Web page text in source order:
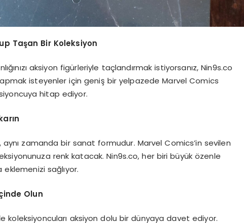
Taşan Bir Koleksiyon
aksiyon figürleriyle taçlandırmak istiyorsanız, Nin9s.co
isteyenler için geniş bir yelpazede Marvel Comics
hitap ediyor.
aynı zamanda bir sanat formudur. Marvel Comics’in sevilen
renk katacak. Nin9s.co, her biri büyük özenle
sağlıyor.
Olun
koleksiyoncuları aksiyon dolu bir dünyaya davet ediyor.